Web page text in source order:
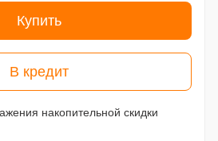
Купить
В кредит
накопительной скидки